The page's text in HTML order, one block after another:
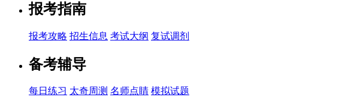
报考指南
报考攻略 招生信息 考试大纲 复试调剂
备考辅导
每日练习 太奇周测 名师点睛 模拟试题